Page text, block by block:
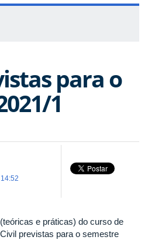
para o
1
e práticas) do curso de
previstas para o semestre